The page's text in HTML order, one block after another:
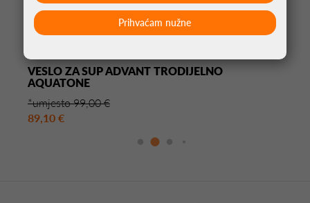
VESLO ZA SUP ADVANT TRODIJELNO
AQUATONE
*umjesto 99,00 €
89,10 €
Prihvaćam nužne